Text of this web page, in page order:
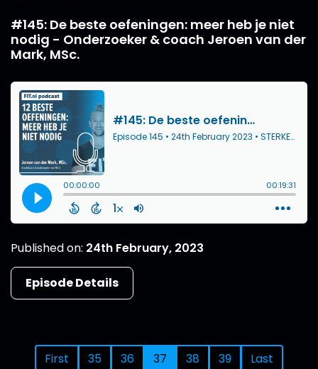
#145: De beste oefeningen: meer heb je niet
nodig - Onderzoeker & coach Jeroen van der
Mark, MSc.
Published on: 24th February, 2023
Episode Details
First 35 36 37 38 39 Last